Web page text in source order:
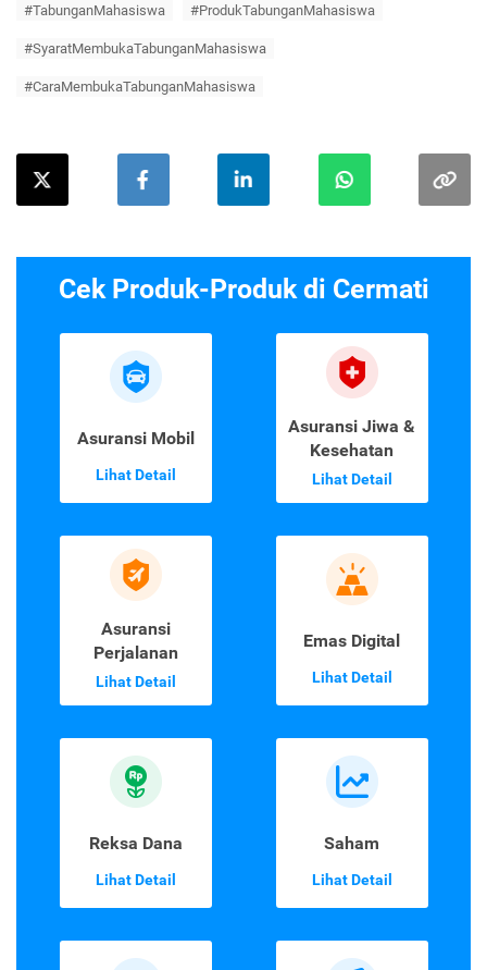
#TabunganMahasiswa #ProdukTabunganMahasiswa
#SyaratMembukaTabunganMahasiswa
#CaraMembukaTabunganMahasiswa
Cek Produk-Produk di Cermati
Asuransi Mobil
Lihat Detail
Asuransi Jiwa &
Kesehatan
Lihat Detail
Asuransi
Perjalanan
Lihat Detail
Emas Digital
Lihat Detail
Reksa Dana
Lihat Detail
Saham
Lihat Detail